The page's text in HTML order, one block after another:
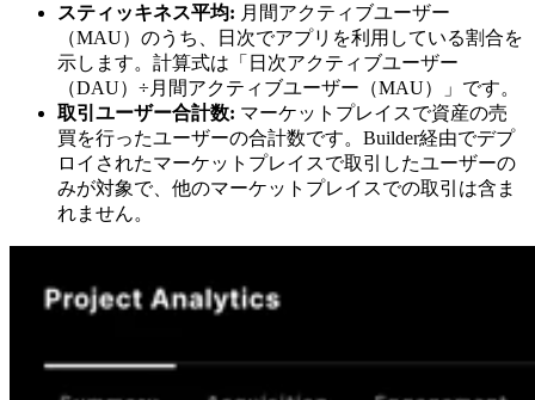
スティッキネス平均: 月間アクティブユーザー
（MAU）のうち、日次でアプリを利用している割合を
示します。計算式は「日次アクティブユーザー
（DAU）÷月間アクティブユーザー（MAU）」です。
取引ユーザー合計数: マーケットプレイスで資産の売
買を行ったユーザーの合計数です。Builder経由でデプ
ロイされたマーケットプレイスで取引したユーザーの
みが対象で、他のマーケットプレイスでの取引は含ま
れません。